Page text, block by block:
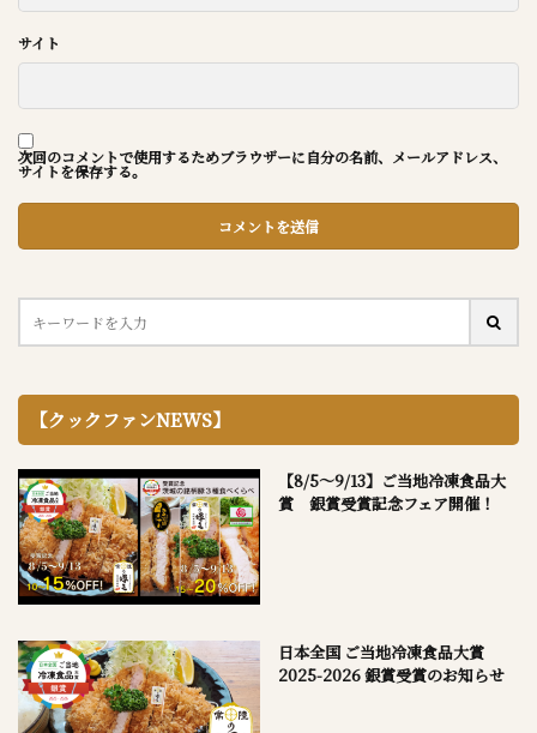
サイト
次回のコメントで使用するためブラウザーに自分の名前、メールアドレス、
サイトを保存する。
【クックファンNEWS】
【8/5～9/13】ご当地冷凍食品大
賞 銀賞受賞記念フェア開催！
日本全国 ご当地冷凍食品大賞
2025-2026 銀賞受賞のお知らせ